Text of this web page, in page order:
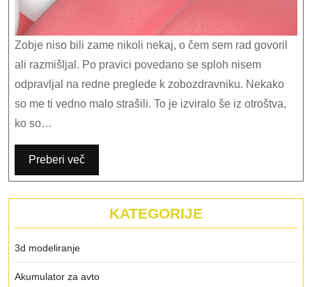
Zobje niso bili zame nikoli nekaj, o čem sem rad govoril
ali razmišljal. Po pravici povedano se sploh nisem
odpravljal na redne preglede k zobozdravniku. Nekako
so me ti vedno malo strašili. To je izviralo še iz otroštva,
ko so…
Preberi več
KATEGORIJE
3d modeliranje
Akumulator za avto